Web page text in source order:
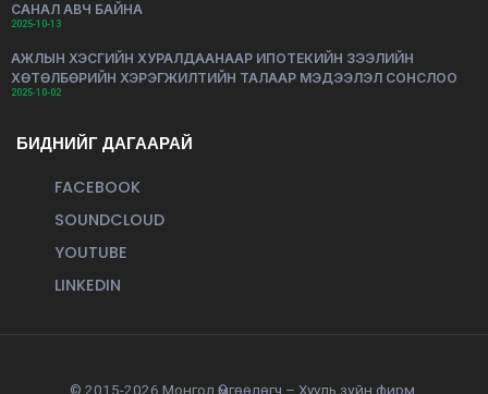
САНАЛ АВЧ БАЙНА
2025-10-13
АЖЛЫН ХЭСГИЙН ХУРАЛДААНААР ИПОТЕКИЙН ЗЭЭЛИЙН
ХӨТӨЛБӨРИЙН ХЭРЭГЖИЛТИЙН ТАЛААР МЭДЭЭЛЭЛ СОНСЛОО
2025-10-02
БИДНИЙГ ДАГААРАЙ
FACEBOOK
SOUNDCLOUD
YOUTUBE
LINKEDIN
© 2015-2026 Монгол Өмгөөлөгч – Хууль зүйн фирм.